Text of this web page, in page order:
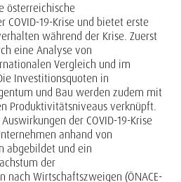
österreichische
19-Krise und bietet erste
während der Krise. Zuerst
eine Analyse von
Vergleich und im
Investitionsquoten in
und Bau werden zudem mit
Produktivitätsniveaus verknüpft.
der COVID-19-Krise
anhand von
abgebildet und ein
der
nach Wirtschaftszweigen (ÖNACE-